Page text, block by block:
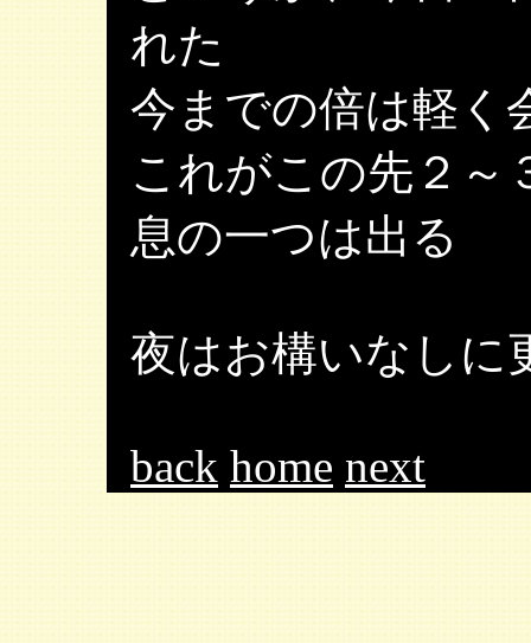
れた
今までの倍は軽く
これがこの先２～
息の一つは出る
夜はお構いなしに
back home next